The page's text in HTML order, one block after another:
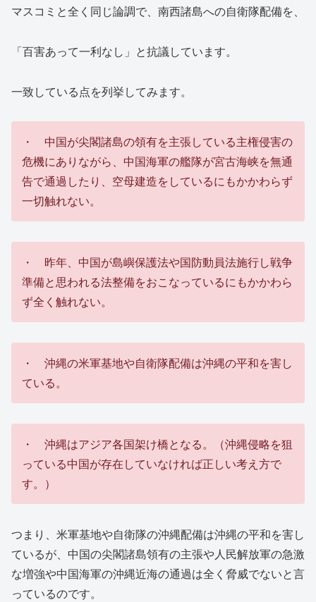
マスコミと全く同じ論調で、南西諸島への自衛隊配備を、
「百害あって一利なし」と抗議しています。
一致している点を列挙してみます。
・ 中国が尖閣諸島の領有を主張している主権侵害の
危機にありながら、中国海軍の艦隊が宮古海峡を無通
告で通過したり、空母建造をしているにもかかわらず
一切触れない。
・ 昨年、中国が島嶼保護法や国防動員法施行し戦争
準備と思われる法整備をおこなっているにもかかわら
ず全く触れない。
・ 沖縄の米軍基地や自衛隊配備は沖縄の平和を害し
ている。
・ 沖縄はアジア各国架け橋となる。（沖縄侵略を狙
っている中国が存在していなければ正しい考え方で
す。）
つまり、米軍基地や自衛隊の沖縄配備は沖縄の平和を害し
ているが、中国の尖閣諸島領有の主張や人民解放軍の急激
な増強や中国海軍の沖縄近海の通過は全く脅威でないと言
っているのです。